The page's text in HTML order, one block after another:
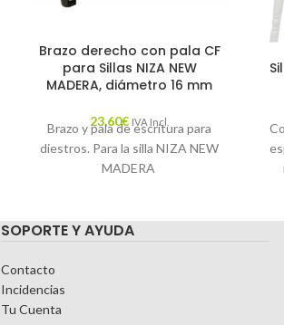
Brazo derecho con pala CF
para Sillas NIZA NEW
MADERA, diámetro 16 mm
23,60€ IVA Incl.
Brazo y pala de escritura para
diestros. Para la silla NIZA NEW
MADERA
SOPORTE Y AYUDA
Contacto
Incidencias
Tu Cuenta